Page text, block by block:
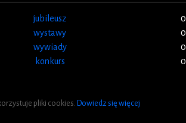
jubileusz
0
wystawy
0
wywiady
0
konkurs
0
pliki cookies. Dowiedz się więcej